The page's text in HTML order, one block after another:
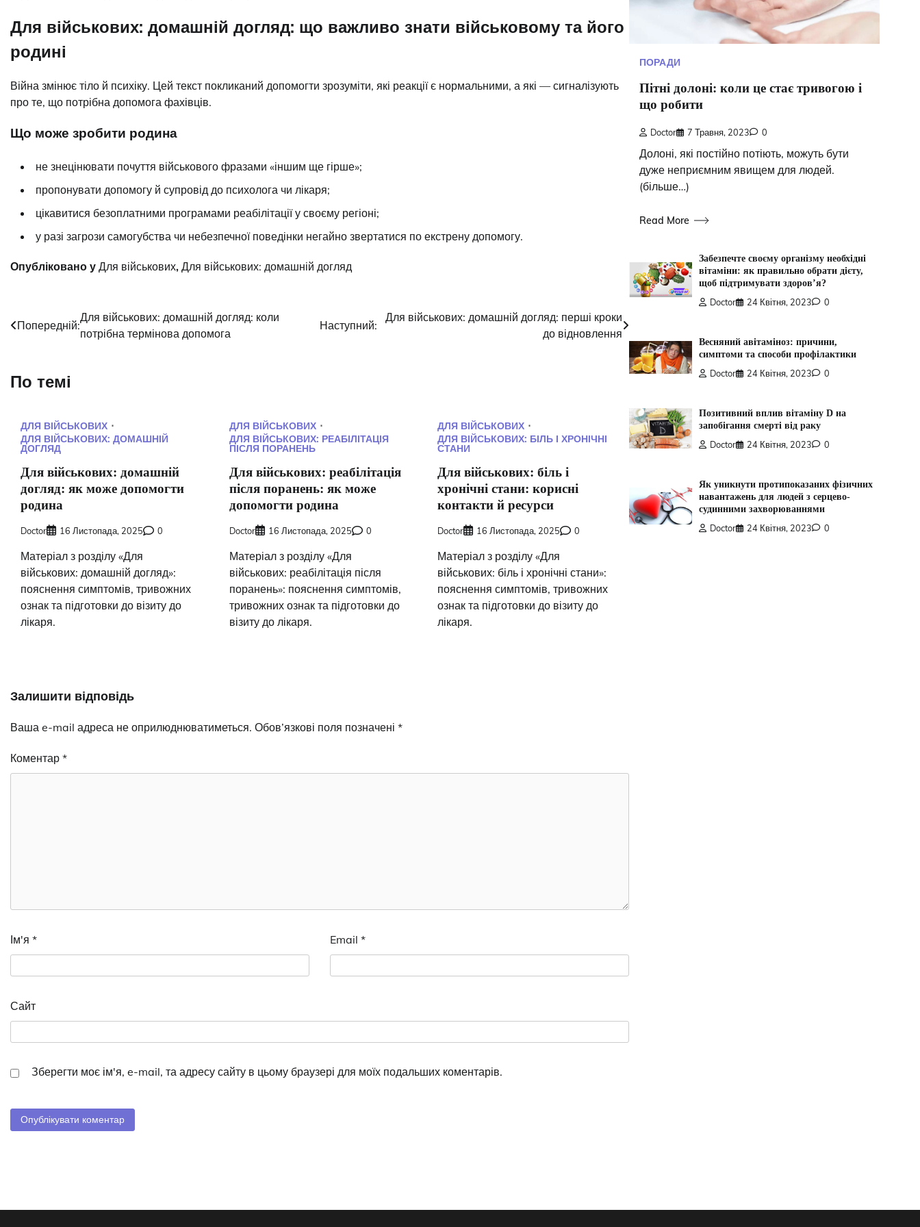
Для військових: домашній догляд: що важливо знати військовому та його
родині
Війна змінює тіло й психіку. Цей текст покликаний допомогти зрозуміти, які реакції є нормальними, а які — сигналізують
про те, що потрібна допомога фахівців.
Що може зробити родина
не знецінювати почуття військового фразами «іншим ще гірше»;
пропонувати допомогу й супровід до психолога чи лікаря;
цікавитися безоплатними програмами реабілітації у своєму регіоні;
у разі загрози самогубства чи небезпечної поведінки негайно звертатися по екстрену допомогу.
Опубліковано у Для військових, Для військових: домашній догляд
Навігація
Попередній:
Для військових: домашній догляд: коли
потрібна термінова допомога
Наступний:
Для військових: домашній догляд: перші кроки
до відновлення
По темі
ДЛЯ ВІЙСЬКОВИХ
ДЛЯ ВІЙСЬКОВИХ: ДОМАШНІЙ
ДОГЛЯД
Для військових: домашній
догляд: як може допомогти
родина
Doctor 16 Листопада, 2025 0
Матеріал з розділу «Для
військових: домашній догляд»:
пояснення симптомів, тривожних
ознак та підготовки до візиту до
лікаря.
ДЛЯ ВІЙСЬКОВИХ
ДЛЯ ВІЙСЬКОВИХ: РЕАБІЛІТАЦІЯ
ПІСЛЯ ПОРАНЕНЬ
Для військових: реабілітація
після поранень: як може
допомогти родина
Doctor 16 Листопада, 2025 0
Матеріал з розділу «Для
військових: реабілітація після
поранень»: пояснення симптомів,
тривожних ознак та підготовки до
візиту до лікаря.
ДЛЯ ВІЙСЬКОВИХ
ДЛЯ ВІЙСЬКОВИХ: БІЛЬ І ХРОНІЧНІ
СТАНИ
Для військових: біль і
хронічні стани: корисні
контакти й ресурси
Doctor 16 Листопада, 2025 0
Матеріал з розділу «Для
військових: біль і хронічні стани»:
пояснення симптомів, тривожних
ознак та підготовки до візиту до
лікаря.
Залишити відповідь
Ваша e-mail адреса не оприлюднюватиметься. Обов’язкові поля позначені *
Коментар *
Ім'я * Email *
Сайт
Зберегти моє ім'я, e-mail, та адресу сайту в цьому браузері для моїх подальших коментарів.
ПОРАДИ
Пітні долоні: коли це стає тривогою і
що робити
Doctor 7 Травня, 2023 0
Долоні, які постійно потіють, можуть бути
дуже неприємним явищем для людей.
(більше…)
Read More
Забезпечте своєму організму необхідні
вітаміни: як правильно обрати дієту,
щоб підтримувати здоров’я?
Doctor
24 Квітня, 2023 0
Весняний авітаміноз: причини,
симптоми та способи профілактики
Doctor
24 Квітня, 2023 0
Позитивний вплив вітаміну D на
запобігання смерті від раку
Doctor
24 Квітня, 2023 0
Як уникнути протипоказаних фізичних
навантажень для людей з серцево-
судинними захворюваннями
Doctor
24 Квітня, 2023 0